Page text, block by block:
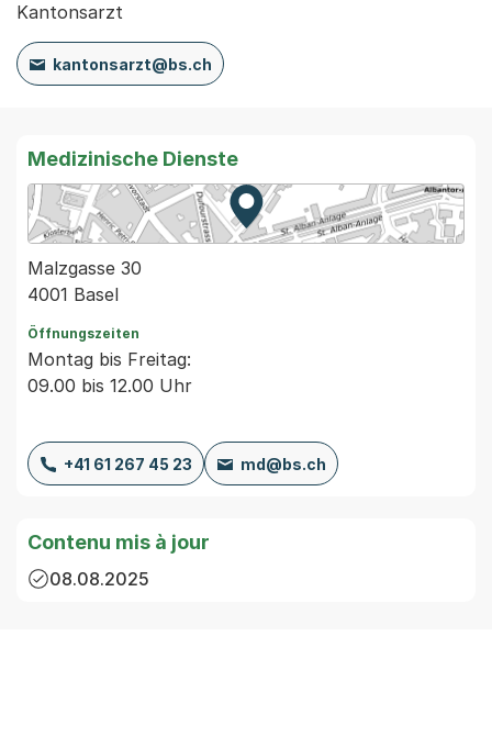
Kantonsarzt
kantonsarzt@bs.ch
Medizinische Dienste
Zur Karte von MapBS.
Externer Link, wird in einem
Malzgasse 30
4001 Basel
Öffnungszeiten
Montag bis Freitag:
09.00 bis 12.00 Uhr
+41 61 267 45 23 md@bs.ch
Contenu mis à jour
08.08.2025